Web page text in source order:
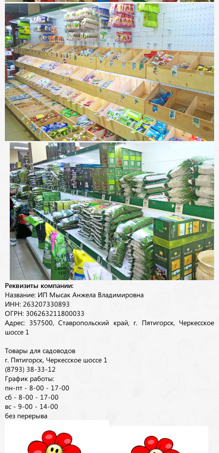
Реквизиты компании:
Название: ИП Мысак Анжела Владимировна
ИНН: 263207330893
ОГРН: 306263211800033
Адрес: 357500, Ставропольский край, г. Пятигорск, Черкесское
шоссе 1
Товары для садоводов
г. Пятигорск, Черкесское шоссе 1
(8793) 38-33-12
График работы:
пн-пт - 8-00 - 17-00
сб - 8-00 - 17-00
вс - 9-00 - 14-00
без перерыва